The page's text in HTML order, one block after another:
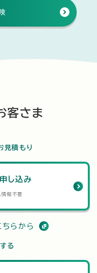
客さま
見積もり
し込み
報不要
らから
る